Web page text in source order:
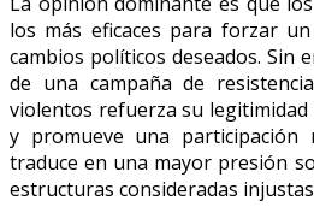
los más eficaces para forzar
cambios políticos deseados. Sin
de una campaña de
violentos refuerza su
y promueve una participación
traduce en una mayor presión
estructuras consideradas